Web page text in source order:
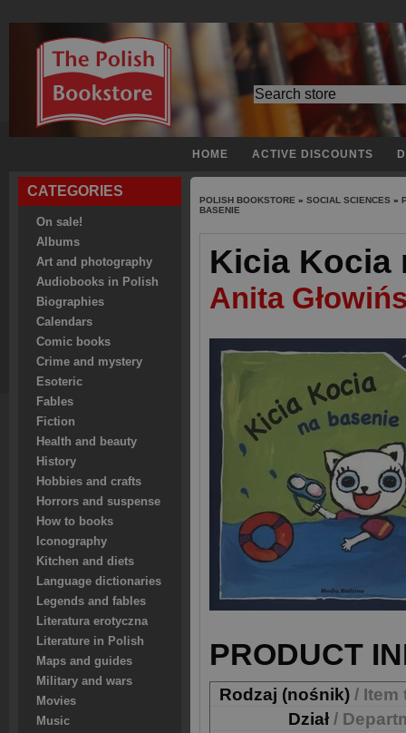
HOME ACTIVE DISCOUNTS
CATEGORIES
On sale!
Albums
Art and photography
Audiobooks in Polish
Biographies
Calendars
Comic books
Crime and mystery
Esoteric
Fables
Fiction
Health and beauty
History
Hobbies and crafts
Horrors and suspense
How to books
Iconography
Kitchen and diets
Language dictionaries
Legends and fables
Literatura erotyczna
Literature in Polish
Maps and guides
Military and wars
Movies
Music
POLISH BOOKSTORE » SOCIAL SCIENCES »
BASENIE
Kicia Kocia
Anita
PRODUCT
Rodzaj (nośnik) / Item
Dział /